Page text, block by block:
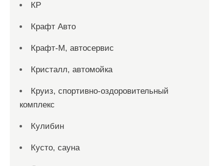
КР
Крафт Авто
Крафт-М, автосервис
Кристалл, автомойка
Круиз, спортивно-оздоровительный
комплекс
Кулибин
Кусто, сауна